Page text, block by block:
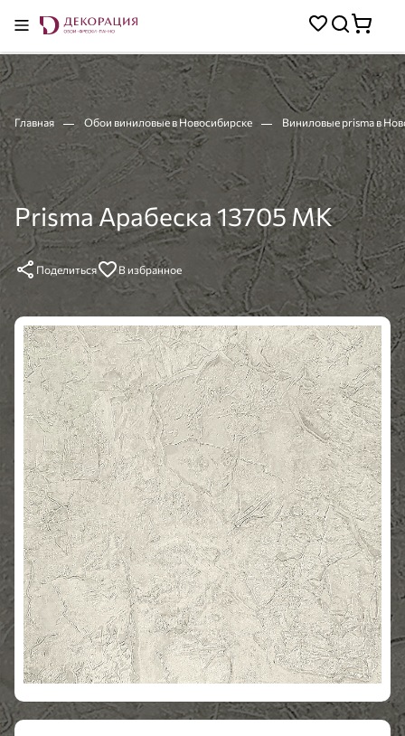
Главная Обои виниловые в Новосибирске Виниловые prisma в
Prisma Арабеска 13705 MK
Поделиться В избранное